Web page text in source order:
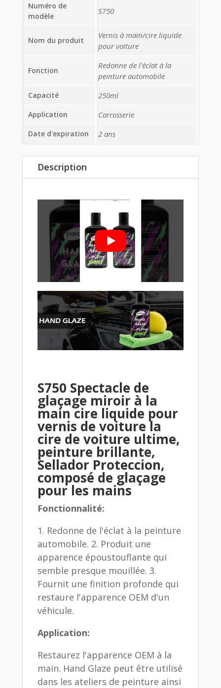
Numéro de
modèle
S750
Nom du produit
Vernis à main/cire liquide
pour voiture
Fonction
Redonne de l'éclat à la
peinture automobile
Capacité 250ml
Application Carrosserie
Date d'expiration 2 ans
Description
S750 Spectacle de
glaçage miroir à la
main cire liquide pour
vernis de voiture la
cire de voiture ultime,
peinture brillante,
Sellador Proteccion,
composé de glaçage
pour les mains
Fonctionnalité:
1. Redonne de l'éclat à la peinture
automobile. 2. Produit une
apparence époustouflante qui
semble presque mouillée. 3.
Fournit une finition profonde qui
restaure l'apparence OEM d'un
véhicule.
Application:
Restaurez l'apparence OEM à la
main. Hand Glaze peut être utilisé
dans les ateliers de peinture ainsi